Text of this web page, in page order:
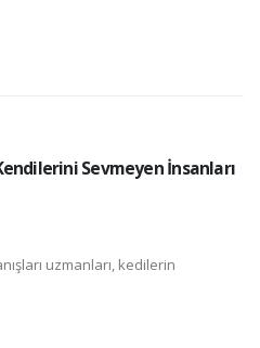
Sevmeyen İnsanları
uzmanları, kedilerin